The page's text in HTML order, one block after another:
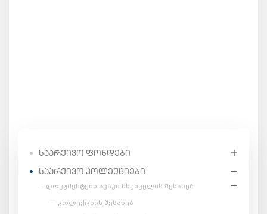
ᲡᲐᲐᲠᲥᲘᲕᲝ ᲤᲝᲜᲓᲔᲑᲘ
ᲡᲐᲐᲠᲥᲘᲕᲝ ᲙᲝᲚᲔᲥᲪᲘᲔᲑᲘ
დოკუმენტები აკაკი ჩხენკელის შესახებ
კოლექციის შესახებ